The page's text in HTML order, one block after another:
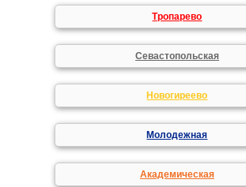
Тропарево
Севастопольская
Новогиреево
Молодежная
Академическая